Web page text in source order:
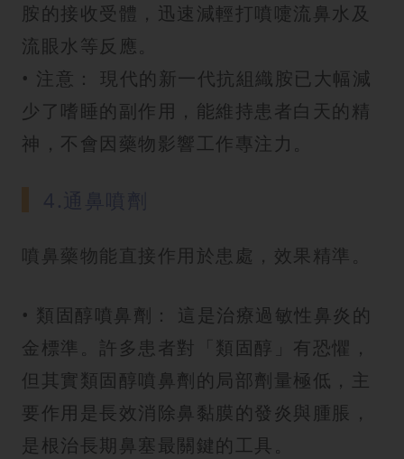
胺的接收受體，迅速減輕打噴嚏流鼻水及
流眼水等反應。
• 注意： 現代的新一代抗組織胺已大幅減
少了嗜睡的副作用，能維持患者白天的精
神，不會因藥物影響工作專注力。
噴鼻藥物能直接作用於患處，效果精準。
• 類固醇噴鼻劑： 這是治療過敏性鼻炎的
金標準。許多患者對「類固醇」有恐懼，
但其實類固醇噴鼻劑的局部劑量極低，主
要作用是長效消除鼻黏膜的發炎與腫脹，
是根治長期鼻塞最關鍵的工具。